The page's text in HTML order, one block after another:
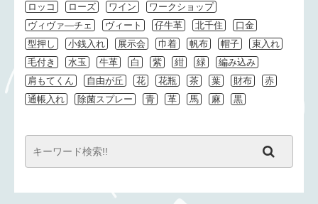
ロッコ
ローズ ワイン
ワークショップ
ヴィヴァ―チェ
ヴィート 仔牛革 北千住
口金
型押し
小銭入れ 展示会 巾着 帆布 帽子
束入れ
毛付き
水玉 牛革 白 紫 紺 緑
編み込み
肩もてくん
自由が丘 花 花瓶 茶 葉 財布
赤
通帳入れ
除菌スプレー 青 革 馬 麻 黒